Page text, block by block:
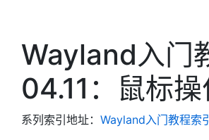
Wayland入门
04.11：鼠标操
系列索引地址： Wayland入门教程索引